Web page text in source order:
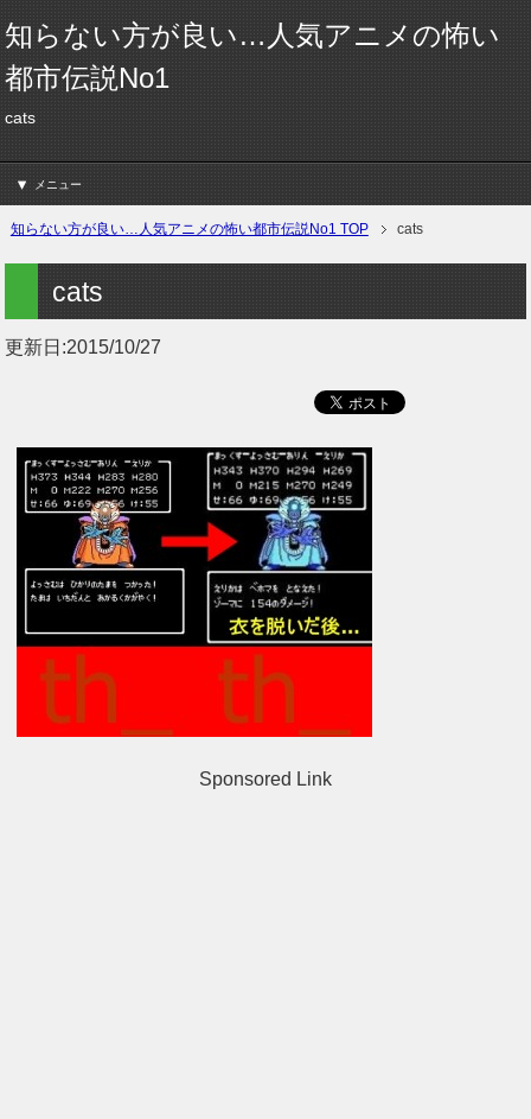
知らない方が良い…人気アニメの怖い
都市伝説No1
cats
メニュー
知らない方が良い…人気アニメの怖い都市伝説No1 TOP cats
cats
更新日:2015/10/27
Sponsored Link